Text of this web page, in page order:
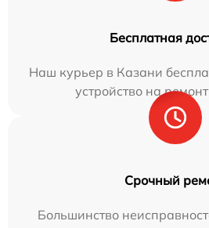
Бесплатная
Наш курьер в Казани
устройство на
Срочный
Большинство